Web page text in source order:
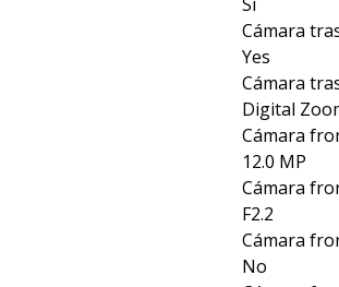
Cámara
Yes
Cámara
Digital
Cámara
12.0 MP
Cámara
F2.2
Cámara
No